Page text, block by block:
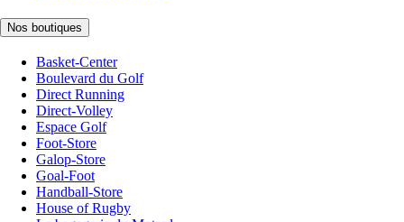
Nos boutiques
Basket-Center
Boulevard du Golf
Direct Running
Direct-Volley
Espace Golf
Foot-Store
Galop-Store
Goal-Foot
Handball-Store
House of Rugby